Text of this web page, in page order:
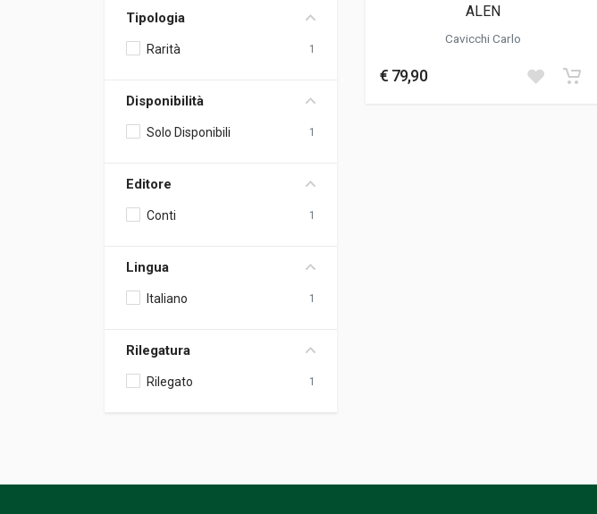
Tipologia
Rarità 1
Disponibilità
Solo Disponibili 1
Editore
Conti 1
Lingua
Italiano 1
Rilegatura
Rilegato 1
ALEN
Cavicchi Carlo
€ 79,90